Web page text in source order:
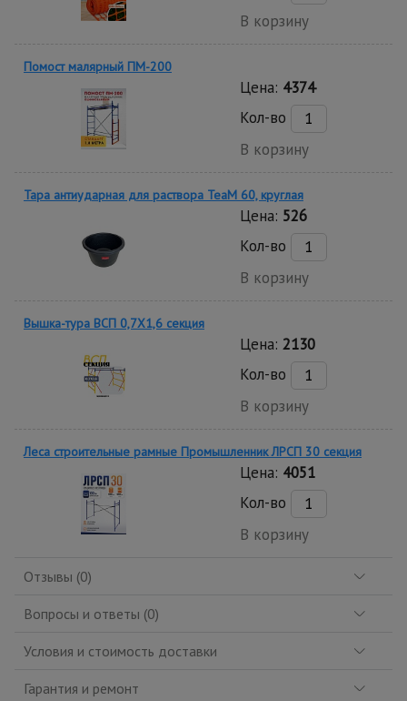
В корзину
Помост малярный ПМ-200
Цена: 4374
Кол-во
В корзину
Тара антиударная для раствора TeaM 60, круглая
Цена: 526
Кол-во
В корзину
Вышка-тура ВСП 0,7Х1,6 секция
Цена: 2130
Кол-во
В корзину
Леса строительные рамные Промышленник ЛРСП 30 секция
Цена: 4051
Кол-во
В корзину
Отзывы (0)
Вопросы и ответы (0)
Условия и стоимость доставки
Гарантия и ремонт